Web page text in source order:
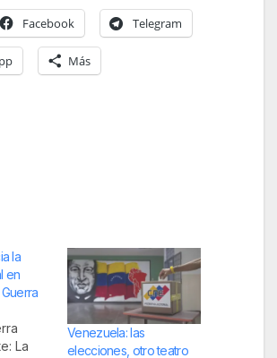
Facebook Telegram
Más
la
en
La
Venezuela: las
elecciones, otro teatro